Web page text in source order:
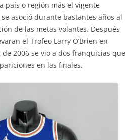
país o región más el vigente
asoció durante bastantes años al
de las metas volantes. Después
el Trofeo Larry O’Brien en
2006 se vio a dos franquicias que
en las finales.